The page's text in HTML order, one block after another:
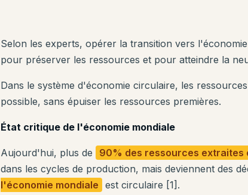
Selon les experts, opérer la transition vers
pour préserver les ressources et pour atteindre la
Dans le système d'économie circulaire, les
possible, sans épuiser les ressources premières.
État critique de l'économie mondiale
Aujourd'hui, plus de 90% des ressources extraites
dans les cycles de production, mais deviennent des
l'économie mondiale est circulaire [1].